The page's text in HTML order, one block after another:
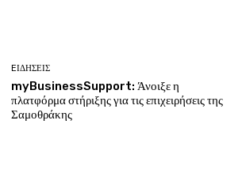
EΙΔΗΣΕΙΣ
myBusinessSupport: Άνοιξε η
πλατφόρμα στήριξης για τις επιχειρήσεις της
Σαμοθράκης